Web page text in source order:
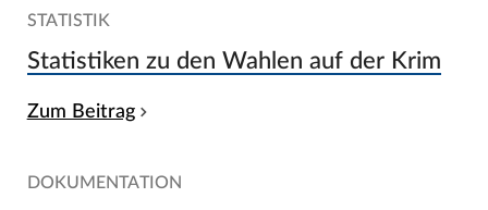
STATISTIK
Statistiken zu den Wahlen auf der Krim
Zum Beitrag
DOKUMENTATION